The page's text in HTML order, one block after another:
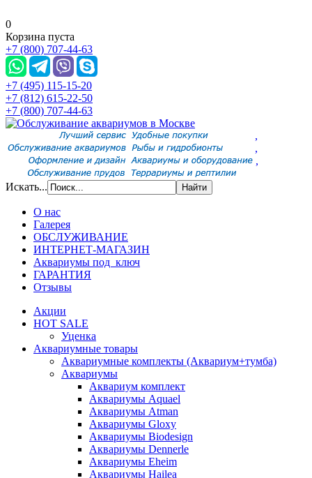
0
Корзина пуста
+7 (800) 707-44-63
+7 (495) 115-15-20
+7 (812) 615-22-50
+7 (800) 707-44-63
,
,
,
Искать...
О нас
Галерея
ОБСЛУЖИВАНИЕ
ИНТЕРНЕТ-МАГАЗИН
Аквариумы под ключ
ГАРАНТИЯ
Отзывы
Акции
HOT SALE
Уценка
Аквариумные товары
Аквариумные комплекты (Аквариум+тумба)
Аквариумы
Аквариум комплект
Аквариумы Aquael
Аквариумы Atman
Аквариумы Gloxy
Аквариумы Biodesign
Аквариумы Dennerle
Аквариумы Eheim
Аквариумы Hailea